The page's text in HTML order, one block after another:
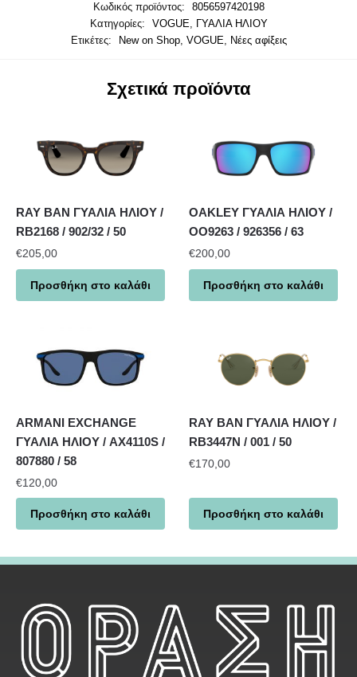
Κωδικός προϊόντος:
8056597420198
Κατηγορίες:
VOGUE, ΓΥΑΛΙΑ ΗΛΙΟΥ
Ετικέτες:
New on Shop, VOGUE, Νέες αφίξεις
Σχετικά προϊόντα
RAY BAN ΓΥΑΛΙΑ ΗΛΙΟΥ /
RB2168 / 902/32 / 50
€205,00
Προσθήκη στο καλάθι
OAKLEY ΓΥΑΛΙΑ ΗΛΙΟΥ /
OO9263 / 926356 / 63
€200,00
Προσθήκη στο καλάθι
ARMANI EXCHANGE
ΓΥΑΛΙΑ ΗΛΙΟΥ / AX4110S /
807880 / 58
€120,00
Προσθήκη στο καλάθι
RAY BAN ΓΥΑΛΙΑ ΗΛΙΟΥ /
RB3447N / 001 / 50
€170,00
Προσθήκη στο καλάθι